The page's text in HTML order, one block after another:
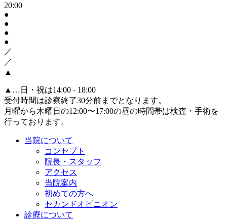
20:00
●
●
●
●
／
／
▲
▲ …日・祝は14:00 - 18:00
受付時間は診察終了30分前までとなります。
月曜から木曜日の12:00〜17:00の昼の時間帯は検査・手術を
行っております。
当院について
コンセプト
院長・スタッフ
アクセス
当院案内
初めての方へ
セカンドオピニオン
診療について